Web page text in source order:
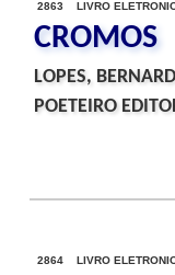
2863 LIVRO
CROMOS
LOPES,
POETEIRO
2864 LIVRO